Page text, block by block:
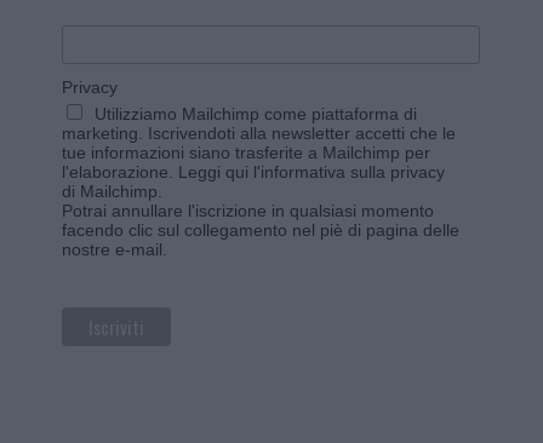
Privacy
Utilizziamo Mailchimp come piattaforma di
marketing. Iscrivendoti alla newsletter accetti che le
tue informazioni siano trasferite a Mailchimp per
l'elaborazione. Leggi qui l'informativa sulla privacy
di Mailchimp
Potrai annullare l'iscrizione in qualsiasi momento
facendo clic sul collegamento nel piè di pagina delle
nostre e-mail.